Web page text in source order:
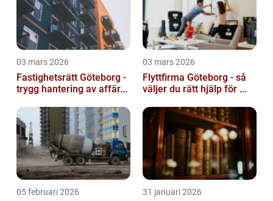
03 mars 2026
Fastighetsrätt Göteborg -
trygg hantering av affär...
03 mars 2026
Flyttfirma Göteborg - så
väljer du rätt hjälp för ...
05 februari 2026 31 januari 2026